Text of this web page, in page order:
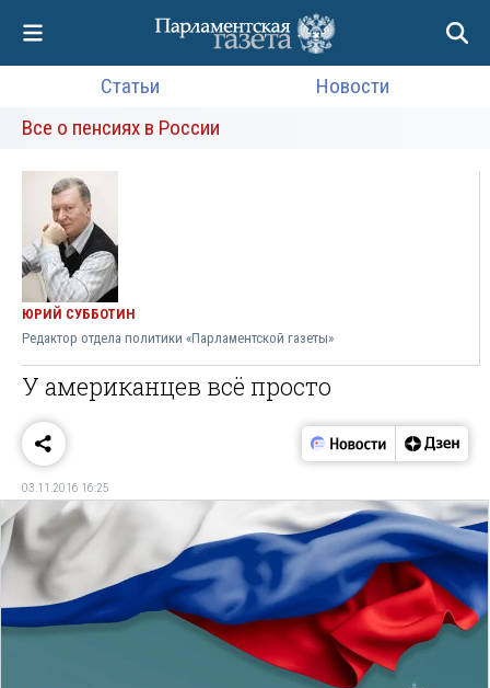
Статьи
Новости
Все о пенсиях в России
ЮРИЙ СУББОТИН
Редактор отдела политики «Парламентской газеты»
У американцев всё просто
03.11.2016 16:25